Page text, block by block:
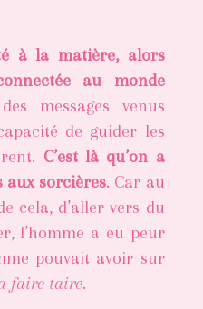
à la matière, alors
au monde
messages venus
de guider les
C’est là qu’on a
aux sorcières. Car au
cela, d’aller vers du
l’homme a eu peur
pouvait avoir sur
faire taire.